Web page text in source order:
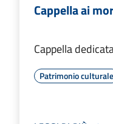
Cappella ai
Cappella
Patrimonio culturale